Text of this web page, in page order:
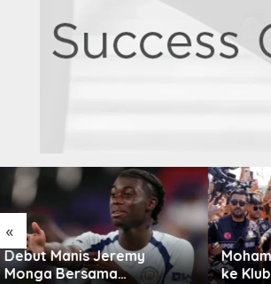
«
Mohamed Salah Berlabuh
ke Klub Turki